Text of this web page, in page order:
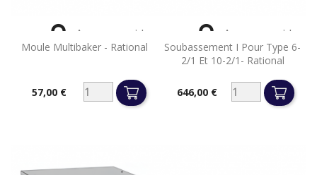
Moule Multibaker - Rational
Prix57,00 €
 Aperçu rapide
Soubassement I Pour Type 6-
2/1 Et 10-2/1- Rational
Prix646,00 €
 Aperçu rapide